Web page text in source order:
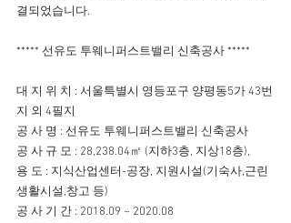
결되었습니다.
***** 선유도 투웨니퍼스트밸리 신축공사 *****
대 지 위 치 : 서울특별시 영등포구 양평동5가 43번
지 외 4필지
공 사 명 : 선유도 투웨니퍼스트밸리 신축공사
공 사 규 모 : 28,238.04㎡ (지하3층, 지상18층),
용 도 : 지식산업센터-공장, 지원시설(기숙사,근린
생활시설,창고 등)
공 사 기 간 : 2018.09 ~ 2020.08